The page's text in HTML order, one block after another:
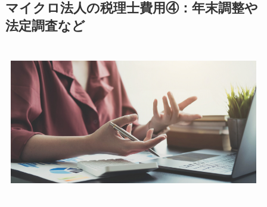
マイクロ法人の税理士費用④：年末調整や
法定調査など